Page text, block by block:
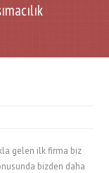
gelen ilk firma biz
bizden daha